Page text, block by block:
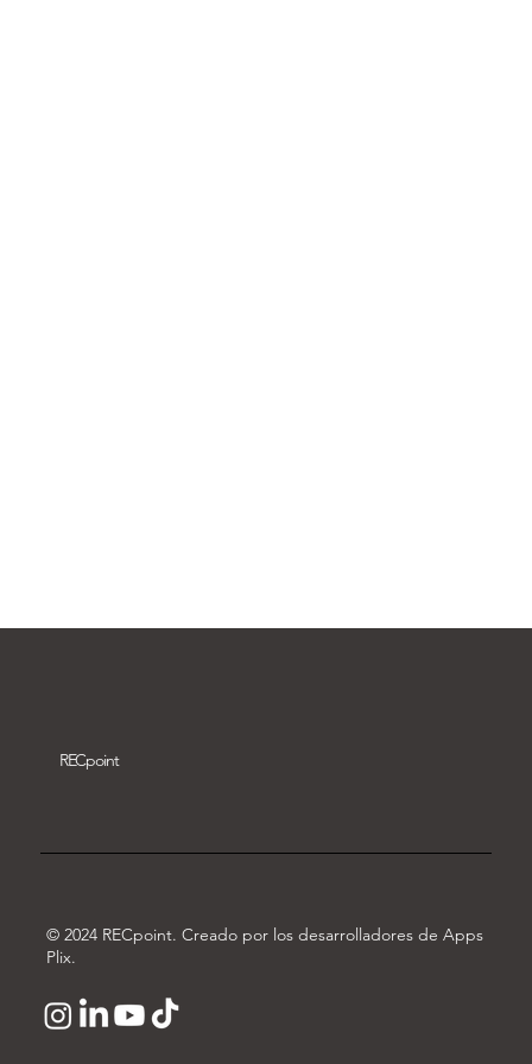
RECpoint
© 2024 RECpoint. Creado por los desarrolladores de Apps
Plix.